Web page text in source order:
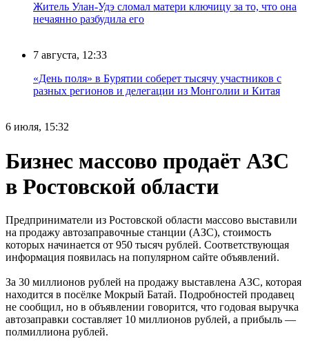
Житель Улан-Удэ сломал матери ключицу за то, что она
нечаянно разбудила его
7 августа, 12:33
«День поля» в Бурятии соберет тысячу участников с
разных регионов и делегации из Монголии и Китая
6 июля, 15:32
Бизнес массово продаёт АЗС
в Ростовской области
Предприниматели из Ростовской области массово выставили
на продажу автозаправочные станции (АЗС), стоимость
которых начинается от 950 тысяч рублей. Соответствующая
информация появилась на популярном сайте объявлений.
За 30 миллионов рублей на продажу выставлена АЗС, которая
находится в посёлке Мокрый Батай. Подробностей продавец
не сообщил, но в объявлении говорится, что годовая выручка
автозаправки составляет 10 миллионов рублей, а прибыль —
полмиллиона рублей.